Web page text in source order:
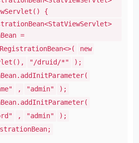
{
=
new
"/druid/*"
);
, "admin"
);
, "admin"
);